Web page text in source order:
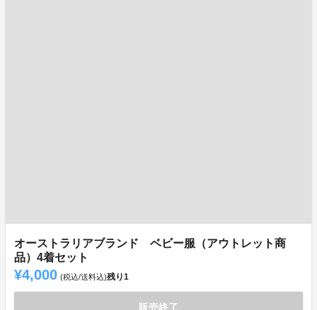
オーストラリアブランド ベビー服（アウトレット商
品）4着セット
¥4,000 (税込/送料込)残り1
販売終了